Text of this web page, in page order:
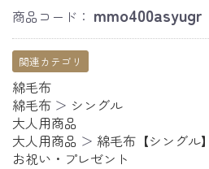
商品コード：
関連カテゴリ
綿毛布
綿毛布 ＞ シングル
大人用商品
大人用商品 ＞ 綿毛布【シングル】
お祝い・プレゼント